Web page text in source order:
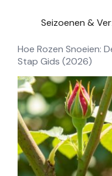
Seizoenen &
Hoe Rozen Snoeien:
Stap Gids (2026)